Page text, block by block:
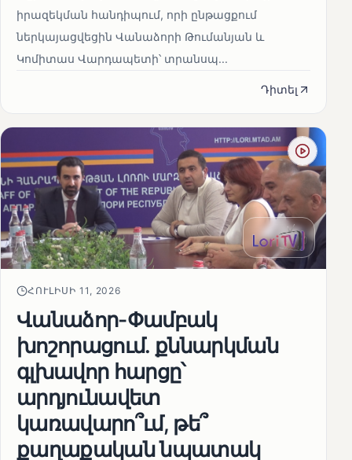
իրազեկման հանդիպում, որի ընթացքում
ներկայացվեցին Վանաձորի Թումանյան և
Կոմիտաս Վարդապետի՝ տրանսպ...
Դիտել
ՀՈՒԼԻՍԻ 11, 2026
Վանաձոր-Փամբակ
խոշորացում. քննարկման
գլխավոր հարցը՝
արդյունավետ
կառավարո՞ւմ, թե՞
քաղաքական նպատակ